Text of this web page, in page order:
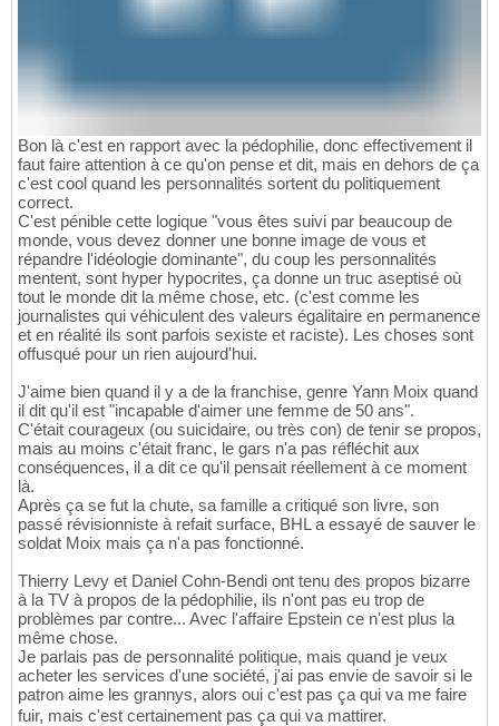
Bon là c'est en rapport avec la pédophilie, donc effectivement il
faut faire attention à ce qu'on pense et dit, mais en dehors de ça
c'est cool quand les personnalités sortent du politiquement
correct.
C'est pénible cette logique "vous êtes suivi par beaucoup de
monde, vous devez donner une bonne image de vous et
répandre l'idéologie dominante", du coup les personnalités
mentent, sont hyper hypocrites, ça donne un truc aseptisé où
tout le monde dit la même chose, etc. (c'est comme les
journalistes qui véhiculent des valeurs égalitaire en permanence
et en réalité ils sont parfois sexiste et raciste). Les choses sont
offusqué pour un rien aujourd'hui.
J'aime bien quand il y a de la franchise, genre Yann Moix quand
il dit qu'il est "incapable d'aimer une femme de 50 ans".
C'était courageux (ou suicidaire, ou très con) de tenir se propos,
mais au moins c'était franc, le gars n'a pas réfléchit aux
conséquences, il a dit ce qu'il pensait réellement à ce moment
là.
Après ça se fut la chute, sa famille a critiqué son livre, son
passé révisionniste à refait surface, BHL a essayé de sauver le
soldat Moix mais ça n'a pas fonctionné.
Thierry Levy et Daniel Cohn-Bendi ont tenu des propos bizarre
à la TV à propos de la pédophilie, ils n'ont pas eu trop de
problèmes par contre... Avec l'affaire Epstein ce n'est plus la
même chose.
Je parlais pas de personnalité politique, mais quand je veux
acheter les services d'une société, j'ai pas envie de savoir si le
patron aime les grannys, alors oui c'est pas ça qui va me faire
fuir, mais c'est certainement pas ça qui va mattirer.